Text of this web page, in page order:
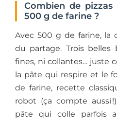
Combien de
500 g de farine ?
Avec 500 g de farine, la
du partage. Trois belles
fines, ni collantes… juste
la pâte qui respire et le
de farine, recette
robot (ça compte aussi
pâte qui colle parfois